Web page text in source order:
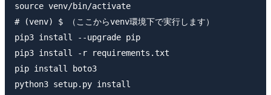
source venv/bin/activate
# (venv) $ （ここからvenv環境下で実行します）
pip3 install --upgrade pip
pip3 install -r requirements.txt
pip install boto3